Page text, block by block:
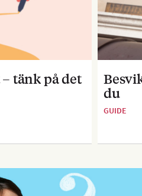
tänk på det
du
GUIDE